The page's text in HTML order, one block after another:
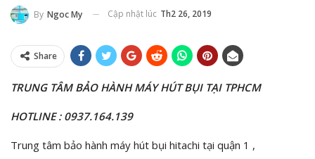
By Ngoc My Cập nhật lúc Th2 26, 2019
Share
TRUNG TÂM BẢO HÀNH MÁY HÚT BỤI TẠI TPHCM
HOTLINE : 0937.164.139
Trung tâm bảo hành máy hút bụi hitachi tại quận 1 ,